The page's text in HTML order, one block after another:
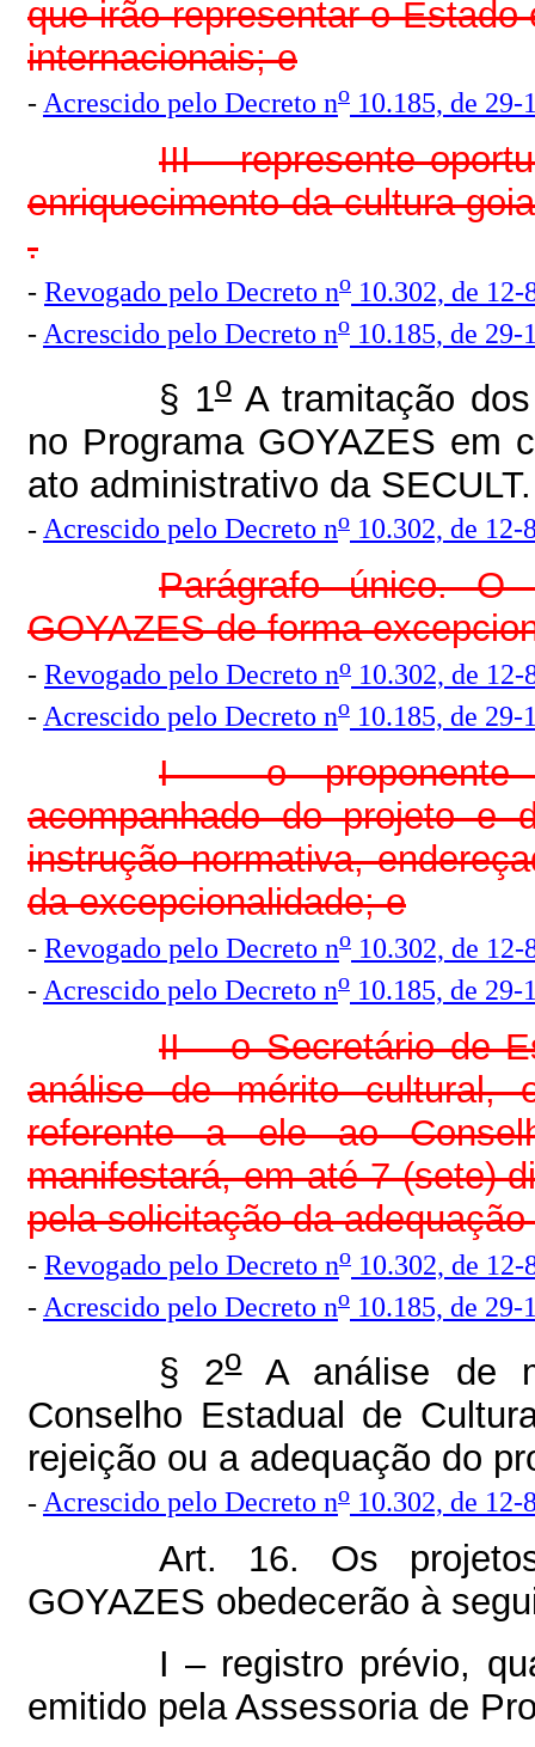
que irão representar o
internacionais; e
-Acrescido pelo Decreto no 10.185, de 29-
III – represente
enriquecimento da cultura
.
- Revogado pelo Decreto no 10.302, de 12-
-Acrescido pelo Decreto no 10.185, de 29-
§ 1oA tramitação
no Programa GOYAZES em
ato administrativo da SECULT.
-Acrescido pelo Decreto no 10.302, de 12-
Parágrafo único.
GOYAZES de forma
- Revogado pelo Decreto no 10.302, de 12-
-Acrescido pelo Decreto no 10.185, de 29-
I – o proponente
acompanhado do projeto e
instrução normativa,
da excepcionalidade; e
- Revogado pelo Decreto no 10.302, de 12-
-Acrescido pelo Decreto no 10.185, de 29-
II – o Secretário de
análise de mérito cultural,
referente a ele ao
manifestará, em até 7 (sete)
pela solicitação da
- Revogado pelo Decreto no 10.302, de 12-
-Acrescido pelo Decreto no 10.185, de 29-
§ 2oA análise de
Conselho Estadual de
rejeição ou a adequação do
-Acrescido pelo Decreto no 10.302, de 12-
Art. 16. Os
GOYAZES obedecerão à
I – registro prévio,
emitido pela Assessoria de